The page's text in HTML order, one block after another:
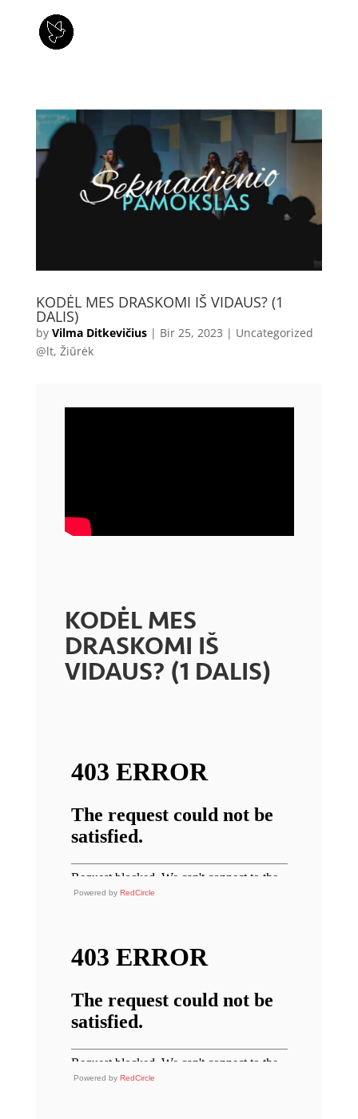
KODĖL MES DRASKOMI IŠ VIDAUS? (1
DALIS)
by Vilma Ditkevičius| Bir 25, 2023 | Uncategorized
@lt, Žiūrėk
KODĖL MES
DRASKOMI IŠ
VIDAUS? (1 DALIS)
Powered by RedCircle
Powered by RedCircle